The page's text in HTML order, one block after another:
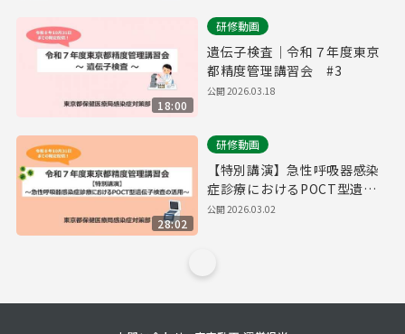
18:00
研修動画
遺伝子検査｜令和７年度東京
都精度管理講習会 #3
公開2026.03.18
28:02
研修動画
【特別講演】急性呼吸器感染
症診療におけるPOCT型遺伝
子検査の活用｜令和７年度東
公開2026.03.02